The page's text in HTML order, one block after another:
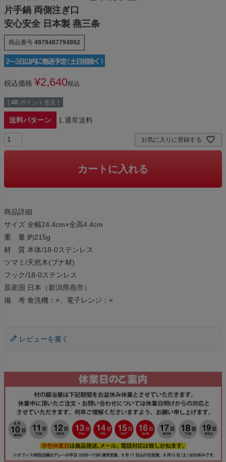
片手鍋 両側注ぎ口
安心安全 日本製 燕三条
商品番号 4979487794992
税込価格 ¥2,640税込
[ 48 ポイント進呈 ]
送料パターン 1.通常送料
お気に入りに登録する
カートに入れる
商品詳細
サイズ 全幅24.4cm×全高4.4cm
重 量 約215g
材 質 本体/18-0ステンレス
ツマミ/天然木(ブナ材)
フック/18-0ステンレス
原産国 日本（新潟県燕市）
備 考 食洗機：×、電子レンジ：×
レビューを書く